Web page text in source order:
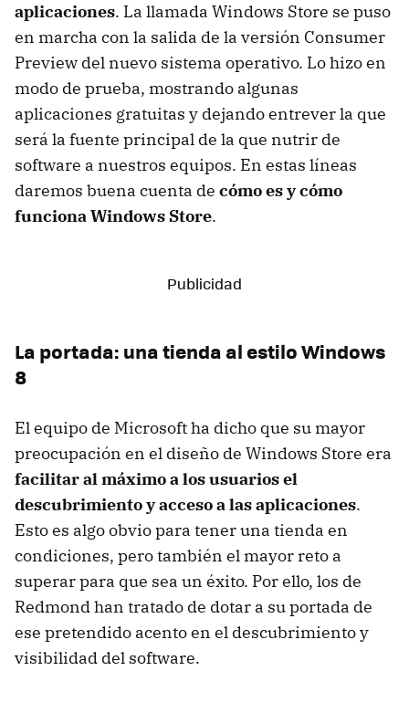
aplicaciones. La llamada Windows Store se puso
en marcha con la salida de la versión Consumer
Preview del nuevo sistema operativo. Lo hizo en
modo de prueba, mostrando algunas
aplicaciones gratuitas y dejando entrever la que
será la fuente principal de la que nutrir de
software a nuestros equipos. En estas líneas
daremos buena cuenta de cómo es y cómo
funciona Windows Store.
La portada: una tienda al estilo Windows
8
El equipo de Microsoft ha dicho que su mayor
preocupación en el diseño de Windows Store era
facilitar al máximo a los usuarios el
descubrimiento y acceso a las aplicaciones.
Esto es algo obvio para tener una tienda en
condiciones, pero también el mayor reto a
superar para que sea un éxito. Por ello, los de
Redmond han tratado de dotar a su portada de
ese pretendido acento en el descubrimiento y
visibilidad del software.